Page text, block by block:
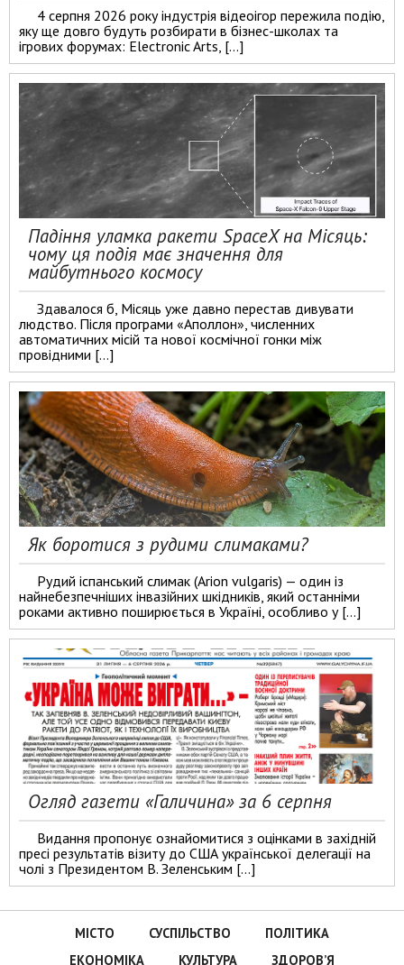
4 серпня 2026 року індустрія відеоігор пережила подію,
яку ще довго будуть розбирати в бізнес-школах та
ігрових форумах: Electronic Arts, […]
Падіння уламка ракети SpaceX на Місяць:
чому ця подія має значення для
майбутнього космосу
Здавалося б, Місяць уже давно перестав дивувати
людство. Після програми «Аполлон», численних
автоматичних місій та нової космічної гонки між
провідними […]
Як боротися з рудими слимаками?
Рудий іспанський слимак (Arion vulgaris) — один із
найнебезпечніших інвазійних шкідників, який останніми
роками активно поширюється в Україні, особливо у […]
Огляд газети «Галичина» за 6 серпня
Видання пропонує ознайомитися з оцінками в західній
пресі результатів візиту до США української делегації на
чолі з Президентом В. Зеленським […]
МІСТО СУСПІЛЬСТВО
ПОЛІТИКА
ЕКОНОМІКА
КУЛЬТУРА ЗДОРОВ’Я